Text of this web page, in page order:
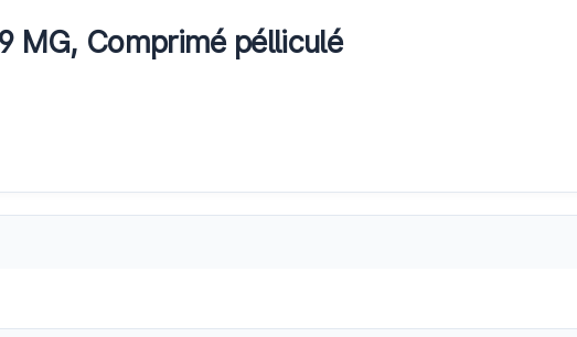
MG, Comprimé pélliculé